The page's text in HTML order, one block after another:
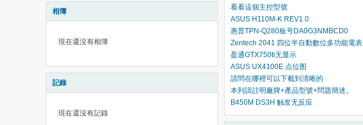
相簿
現在還沒有相簿
記錄
現在還沒有記錄
看看這個主控型號
ASUS H110M-K REV1.0
惠普TPN-Q280板号DA0G3NMBCD0
Zentech 2041 四位半自動數位多功能電表
盈通GTX750ti无显示
ASUS UX4100E 点位图
請問在哪裡可以下載到清晰的
本列請註明廠牌+產品型號+問題簡述。
B450M DS3H 触发无反应